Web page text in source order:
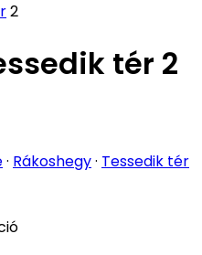
2
tér 2
· Rákoshegy· Tessedik tér